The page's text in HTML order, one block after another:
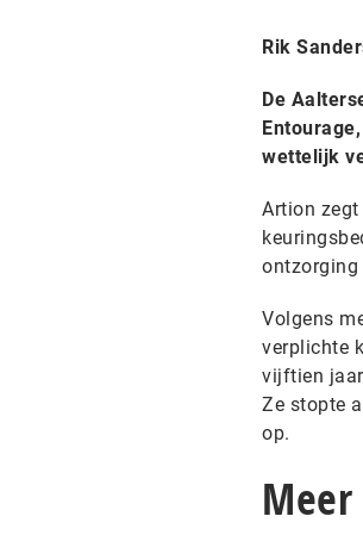
Rik
De
wettelijk
Artion
ontzorging
Volgens
verplichte
vijftien
Ze stopte
op.